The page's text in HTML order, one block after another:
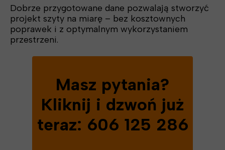
Dobrze przygotowane dane pozwalają stworzyć
projekt szyty na miarę – bez kosztownych
poprawek i z optymalnym wykorzystaniem
przestrzeni.
Masz pytania?
Kliknij i dzwoń już
teraz: 606 125 286